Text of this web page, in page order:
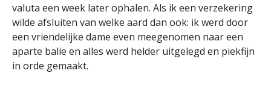
valuta een week later ophalen. Als ik een verzekering
wilde afsluiten van welke aard dan ook: ik werd door
een vriendelijke dame even meegenomen naar een
aparte balie en alles werd helder uitgelegd en piekfijn
in orde gemaakt.